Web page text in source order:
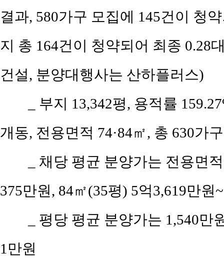
결과, 580가구 모집에 145건이 청
지 총 164건이 청약되어 최종 0.28
건설, 분양대행사는 산하플러스)
_ 부지 13,342평, 용적률
개동, 전용면적 74·84㎡, 총 630가
_ 채당 평균 분양가는 전용면
375만원, 84㎡(35평) 5억3,619만원
_ 평당 평균 분양가는 1,540
1만원